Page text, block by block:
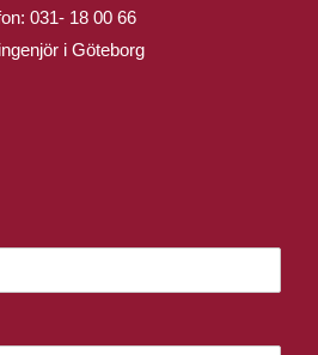
031- 18 00 66
i Göteborg